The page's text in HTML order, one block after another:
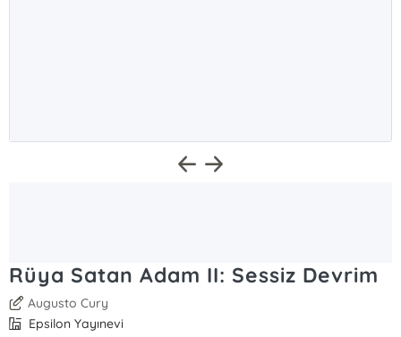
Rüya Satan Adam II: Sessiz Devrim
Augusto Cury
Epsilon Yayınevi